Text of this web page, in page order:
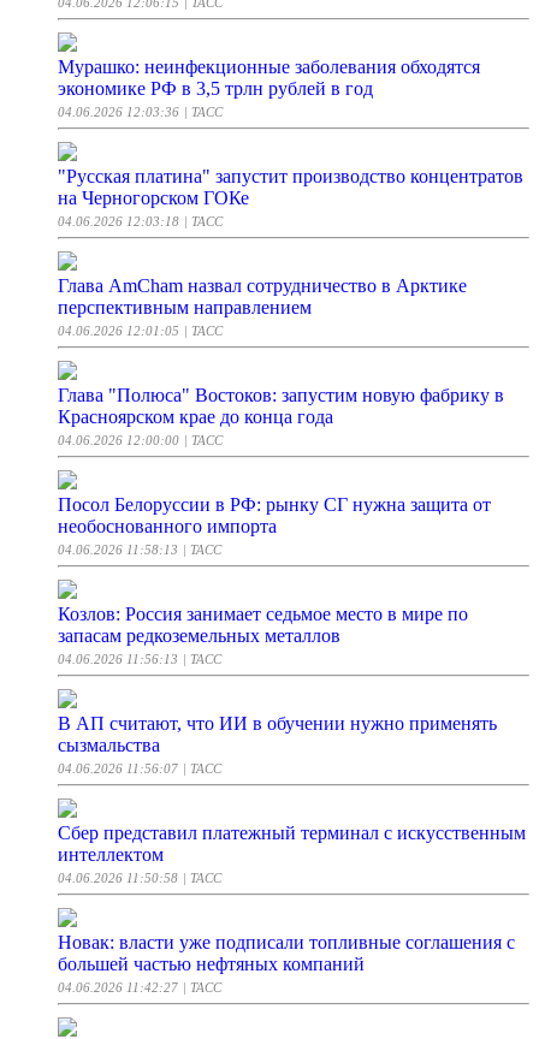
04.06.2026 12:06:15 | ТАСС
Мурашко: неинфекционные заболевания обходятся
экономике РФ в 3,5 трлн рублей в год
04.06.2026 12:03:36 | ТАСС
"Русская платина" запустит производство концентратов
на Черногорском ГОКе
04.06.2026 12:03:18 | ТАСС
Глава AmCham назвал сотрудничество в Арктике
перспективным направлением
04.06.2026 12:01:05 | ТАСС
Глава "Полюса" Востоков: запустим новую фабрику в
Красноярском крае до конца года
04.06.2026 12:00:00 | ТАСС
Посол Белоруссии в РФ: рынку СГ нужна защита от
необоснованного импорта
04.06.2026 11:58:13 | ТАСС
Козлов: Россия занимает седьмое место в мире по
запасам редкоземельных металлов
04.06.2026 11:56:13 | ТАСС
В АП считают, что ИИ в обучении нужно применять
сызмальства
04.06.2026 11:56:07 | ТАСС
Сбер представил платежный терминал с искусственным
интеллектом
04.06.2026 11:50:58 | ТАСС
Новак: власти уже подписали топливные соглашения с
большей частью нефтяных компаний
04.06.2026 11:42:27 | ТАСС